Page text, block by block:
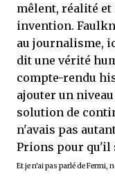
mêlent, réalité
invention.
au journalisme,
dit une vérité
compte-rendu
ajouter un
solution de
n'avais pas
Prions pour qu'il
Et je n'ai pas parlé de Fermi,